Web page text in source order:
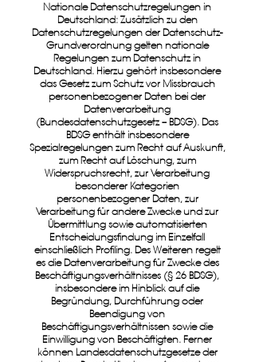
Nationale Datenschutzregelungen in
Deutschland: Zusätzlich zu den
Datenschutzregelungen der Datenschutz-
Grundverordnung gelten nationale
Regelungen zum Datenschutz in
Deutschland. Hierzu gehört insbesondere
das Gesetz zum Schutz vor Missbrauch
personenbezogener Daten bei der
Datenverarbeitung
(Bundesdatenschutzgesetz – BDSG). Das
BDSG enthält insbesondere
Spezialregelungen zum Recht auf Auskunft,
zum Recht auf Löschung, zum
Widerspruchsrecht, zur Verarbeitung
besonderer Kategorien
personenbezogener Daten, zur
Verarbeitung für andere Zwecke und zur
Übermittlung sowie automatisierten
Entscheidungsfindung im Einzelfall
einschließlich Profiling. Des Weiteren regelt
es die Datenverarbeitung für Zwecke des
Beschäftigungsverhältnisses (§ 26 BDSG),
insbesondere im Hinblick auf die
Begründung, Durchführung oder
Beendigung von
Beschäftigungsverhältnissen sowie die
Einwilligung von Beschäftigten. Ferner
können Landesdatenschutzgesetze der